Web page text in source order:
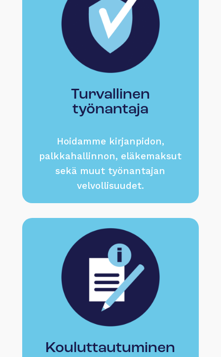
Turvallinen
työnantaja
Hoidamme kirjanpidon,
palkkahallinnon, eläkemaksut
sekä muut työnantajan
velvollisuudet.
Kouluttautuminen